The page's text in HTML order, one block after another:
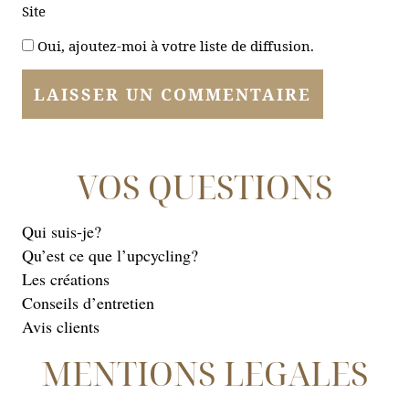
Site
Oui, ajoutez-moi à votre liste de diffusion.
VOS QUESTIONS
Qui suis-je?
Qu’est ce que l’upcycling?
Les créations
Conseils d’entretien
Avis clients
MENTIONS LEGALES